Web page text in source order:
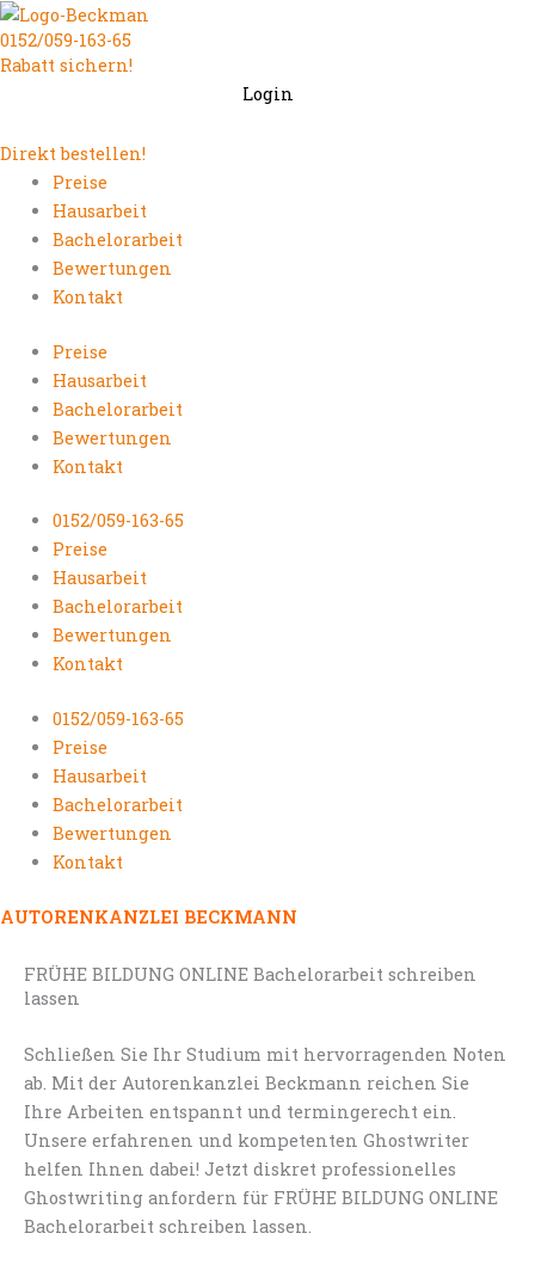
Zum
Inhalt
springen
0152/059-163-65
Rabatt sichern!
Login
Direkt bestellen!
Preise
Hausarbeit
Bachelorarbeit
Bewertungen
Kontakt
Preise
Hausarbeit
Bachelorarbeit
Bewertungen
Kontakt
0152/059-163-65
Preise
Hausarbeit
Bachelorarbeit
Bewertungen
Kontakt
0152/059-163-65
Preise
Hausarbeit
Bachelorarbeit
Bewertungen
Kontakt
AUTORENKANZLEI BECKMANN
FRÜHE BILDUNG ONLINE Bachelorarbeit schreiben
lassen
Schließen Sie Ihr Studium mit hervorragenden Noten
ab. Mit der Autorenkanzlei Beckmann reichen Sie
Ihre Arbeiten entspannt und termingerecht ein.
Unsere erfahrenen und kompetenten Ghostwriter
helfen Ihnen dabei! Jetzt diskret professionelles
Ghostwriting anfordern für FRÜHE BILDUNG ONLINE
Bachelorarbeit schreiben lassen.